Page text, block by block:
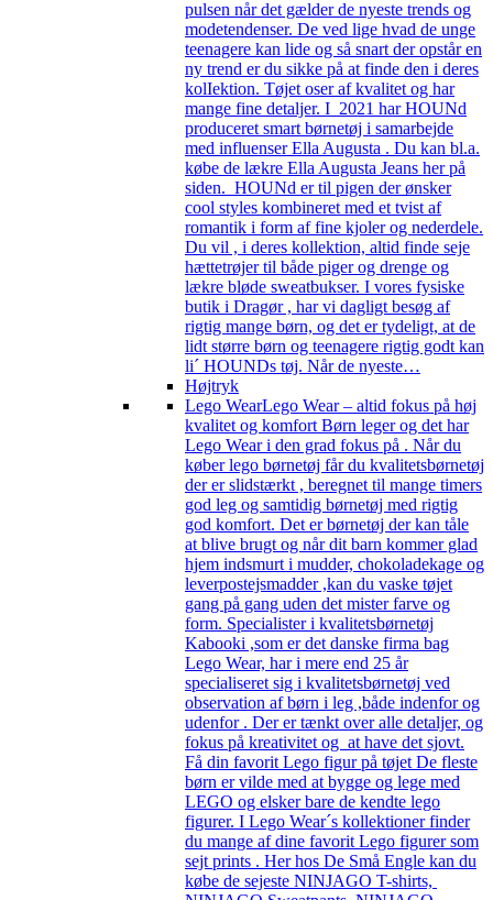
pulsen når det gælder de nyeste trends og
modetendenser. De ved lige hvad de unge
teenagere kan lide og så snart der opstår en
ny trend er du sikke på at finde den i deres
kolIektion. Tøjet oser af kvalitet og har
mange fine detaljer. I 2021 har HOUNd
produceret smart børnetøj i samarbejde
med influenser Ella Augusta . Du kan bl.a.
købe de lækre Ella Augusta Jeans her på
siden. HOUNd er til pigen der ønsker
cool styles kombineret med et tvist af
romantik i form af fine kjoler og nederdele.
Du vil , i deres kollektion, altid finde seje
hættetrøjer til både piger og drenge og
lækre bløde sweatbukser. I vores fysiske
butik i Dragør , har vi dagligt besøg af
rigtig mange børn, og det er tydeligt, at de
lidt større børn og teenagere rigtig godt kan
li´ HOUNDs tøj. Når de nyeste…
Højtryk
Lego WearLego Wear – altid fokus på høj
kvalitet og komfort Børn leger og det har
Lego Wear i den grad fokus på . Når du
køber lego børnetøj får du kvalitetsbørnetøj
der er slidstærkt , beregnet til mange timers
god leg og samtidig børnetøj med rigtig
god komfort. Det er børnetøj der kan tåle
at blive brugt og når dit barn kommer glad
hjem indsmurt i mudder, chokoladekage og
leverpostejsmadder ,kan du vaske tøjet
gang på gang uden det mister farve og
form. Specialister i kvalitetsbørnetøj
Kabooki ,som er det danske firma bag
Lego Wear, har i mere end 25 år
specialiseret sig i kvalitetsbørnetøj ved
observation af børn i leg ,både indenfor og
udenfor . Der er tænkt over alle detaljer, og
fokus på kreativitet og at have det sjovt.
Få din favorit Lego figur på tøjet De fleste
børn er vilde med at bygge og lege med
LEGO og elsker bare de kendte lego
figurer. I Lego Wear´s kollektioner finder
du mange af dine favorit Lego figurer som
sejt prints . Her hos De Små Engle kan du
købe de sejeste NINJAGO T-shirts,